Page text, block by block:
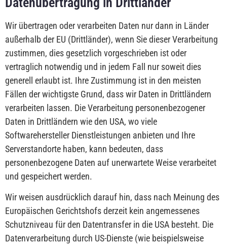
Wir übertragen oder verarbeiten Daten nur dann in Länder
außerhalb der EU (Drittländer), wenn Sie dieser Verarbeitung
zustimmen, dies gesetzlich vorgeschrieben ist oder
vertraglich notwendig und in jedem Fall nur soweit dies
generell erlaubt ist. Ihre Zustimmung ist in den meisten
Fällen der wichtigste Grund, dass wir Daten in Drittländern
verarbeiten lassen. Die Verarbeitung personenbezogener
Daten in Drittländern wie den USA, wo viele
Softwarehersteller Dienstleistungen anbieten und Ihre
Serverstandorte haben, kann bedeuten, dass
personenbezogene Daten auf unerwartete Weise verarbeitet
und gespeichert werden.
Wir weisen ausdrücklich darauf hin, dass nach Meinung des
Europäischen Gerichtshofs derzeit kein angemessenes
Schutzniveau für den Datentransfer in die USA besteht. Die
Datenverarbeitung durch US-Dienste (wie beispielsweise